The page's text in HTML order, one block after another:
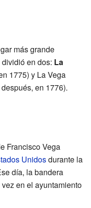
más grande
en dos: La
1775) y La Vega
en 1776).
Francisco Vega
Unidosdurante la
día, la bandera
en el ayuntamiento